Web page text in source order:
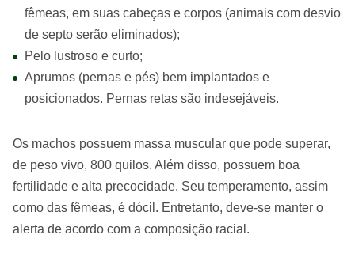
fêmeas, em suas cabeças e corpos (animais com desvio
de septo serão eliminados);
Pelo lustroso e curto;
Aprumos (pernas e pés) bem implantados e
posicionados. Pernas retas são indesejáveis.
Os machos possuem massa muscular que pode superar,
de peso vivo, 800 quilos. Além disso, possuem boa
fertilidade e alta precocidade. Seu temperamento, assim
como das fêmeas, é dócil. Entretanto, deve-se manter o
alerta de acordo com a composição racial.